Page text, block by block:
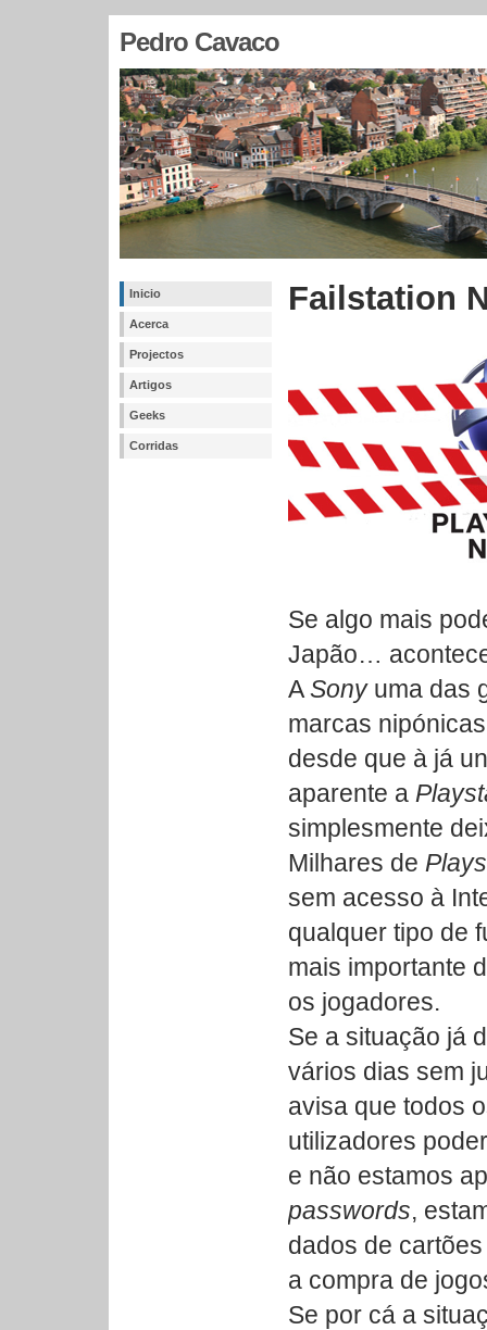
Pedro Cavaco
Inicio
Acerca
Projectos
Artigos
Geeks
Corridas
Failstation
Se algo mais
Japão…
ASonyuma das
marcas
desde que à já
aparente a
simplesmente
Milhares de
sem acesso à
qualquer tipo de
mais importante
os jogadores.
Se a situação já
vários dias sem
avisa que todos
utilizadores
e não estamos
passwords,
dados de
a compra de
Se por cá a